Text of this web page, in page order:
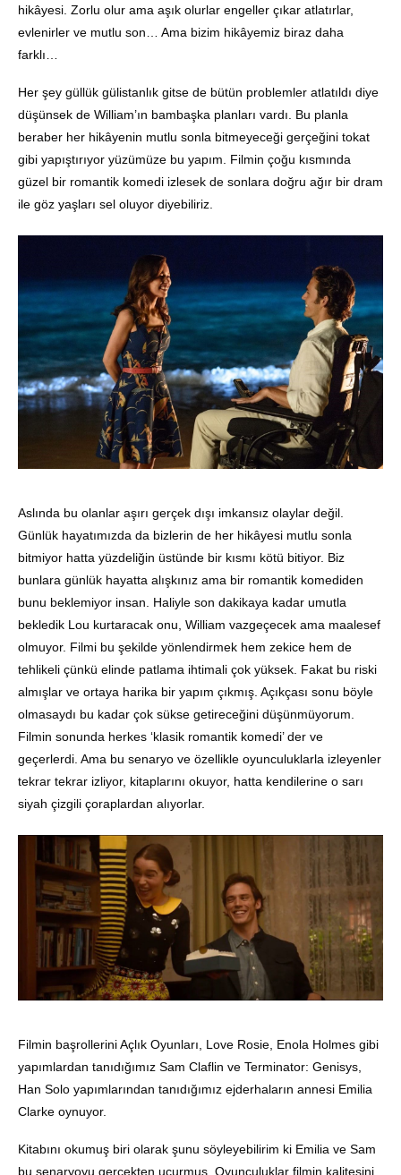
hikâyesi. Zorlu olur ama aşık olurlar engeller çıkar atlatırlar,
evlenirler ve mutlu son… Ama bizim hikâyemiz biraz daha
farklı…
Her şey güllük gülistanlık gitse de bütün problemler atlatıldı diye
düşünsek de William’ın bambaşka planları vardı. Bu planla
beraber her hikâyenin mutlu sonla bitmeyeceği gerçeğini tokat
gibi yapıştırıyor yüzümüze bu yapım. Filmin çoğu kısmında
güzel bir romantik komedi izlesek de sonlara doğru ağır bir dram
ile göz yaşları sel oluyor diyebiliriz.
Aslında bu olanlar aşırı gerçek dışı imkansız olaylar değil.
Günlük hayatımızda da bizlerin de her hikâyesi mutlu sonla
bitmiyor hatta yüzdeliğin üstünde bir kısmı kötü bitiyor. Biz
bunlara günlük hayatta alışkınız ama bir romantik komediden
bunu beklemiyor insan. Haliyle son dakikaya kadar umutla
bekledik Lou kurtaracak onu, William vazgeçecek ama maalesef
olmuyor. Filmi bu şekilde yönlendirmek hem zekice hem de
tehlikeli çünkü elinde patlama ihtimali çok yüksek. Fakat bu riski
almışlar ve ortaya harika bir yapım çıkmış. Açıkçası sonu böyle
olmasaydı bu kadar çok sükse getireceğini düşünmüyorum.
Filmin sonunda herkes ‘klasik romantik komedi’ der ve
geçerlerdi. Ama bu senaryo ve özellikle oyunculuklarla izleyenler
tekrar tekrar izliyor, kitaplarını okuyor, hatta kendilerine o sarı
siyah çizgili çoraplardan alıyorlar.
Filmin başrollerini Açlık Oyunları, Love Rosie, Enola Holmes gibi
yapımlardan tanıdığımız Sam Claflin ve Terminator: Genisys,
Han Solo yapımlarından tanıdığımız ejderhaların annesi Emilia
Clarke oynuyor.
Kitabını okumuş biri olarak şunu söyleyebilirim ki Emilia ve Sam
bu senaryoyu gerçekten uçurmuş. Oyunculuklar filmin kalitesini